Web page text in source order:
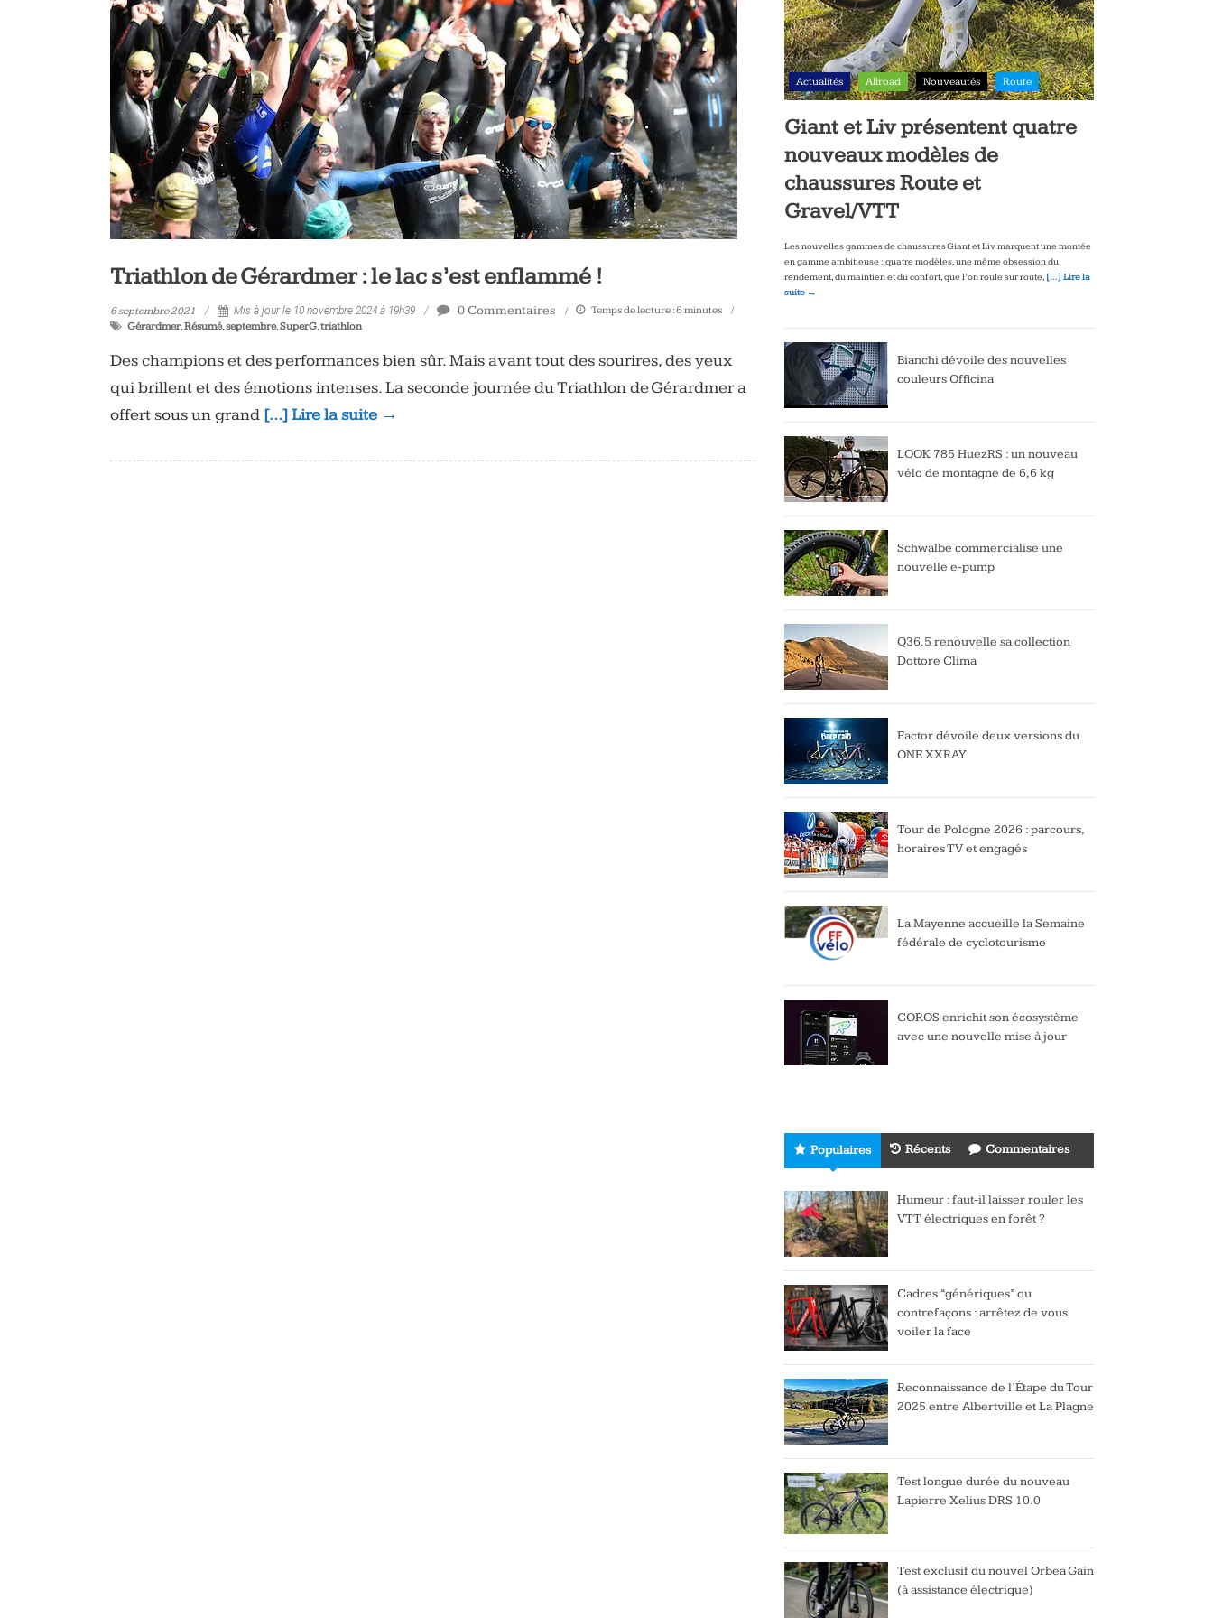
vélo
et
triathlon
Triathlon de Gérardmer : le lac s’est enflammé !
6 septembre 2021 Mis à jour le 10 novembre 2024 à 19h39 0 Commentaires Temps de lecture :6 minutes
Gérardmer,Résumé,septembre,SuperG,triathlon
Des champions et des performances bien sûr. Mais avant tout des sourires, des yeux
qui brillent et des émotions intenses. La seconde journée du Triathlon de Gérardmer a
offert sous un grand […] Lire la suite →
Actualités Allroad Nouveautés Route
Giant et Liv présentent quatre
nouveaux modèles de
chaussures Route et
Gravel/VTT
Les nouvelles gammes de chaussures Giant et Liv marquent une montée
en gamme ambitieuse : quatre modèles, une même obsession du
rendement, du maintien et du confort, que l’on roule sur route, […] Lire la
suite →
Bianchi dévoile des nouvelles
couleurs Officina
LOOK 785 HuezRS : un nouveau
vélo de montagne de 6,6 kg
Schwalbe commercialise une
nouvelle e-pump
Q36.5 renouvelle sa collection
Dottore Clima
Factor dévoile deux versions du
ONE XXRAY
Tour de Pologne 2026 : parcours,
horaires TV et engagés
La Mayenne accueille la Semaine
fédérale de cyclotourisme
COROS enrichit son écosystème
avec une nouvelle mise à jour
Populaires Récents Commentaires
Humeur : faut-il laisser rouler les
VTT électriques en forêt ?
Cadres “génériques” ou
contrefaçons : arrêtez de vous
voiler la face
Reconnaissance de l’Étape du Tour
2025 entre Albertville et La Plagne
Test longue durée du nouveau
Lapierre Xelius DRS 10.0
Test exclusif du nouvel Orbea Gain
(à assistance électrique)